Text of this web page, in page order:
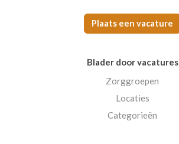
Plaats een vacature
Blader door vacatures
Zorggroepen
Locaties
Categorieën